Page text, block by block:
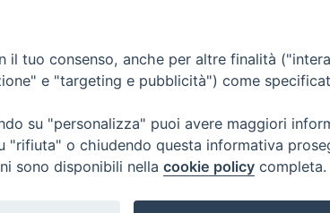
tuo consenso, anche per altre finalità
e "targeting e pubblicità") come
su "personalizza" puoi avere maggiori
o chiudendo questa informativa
sono disponibili nella cookie policy completa.